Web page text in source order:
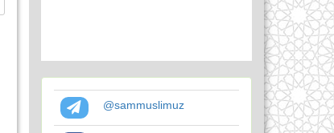
@sammuslimuz